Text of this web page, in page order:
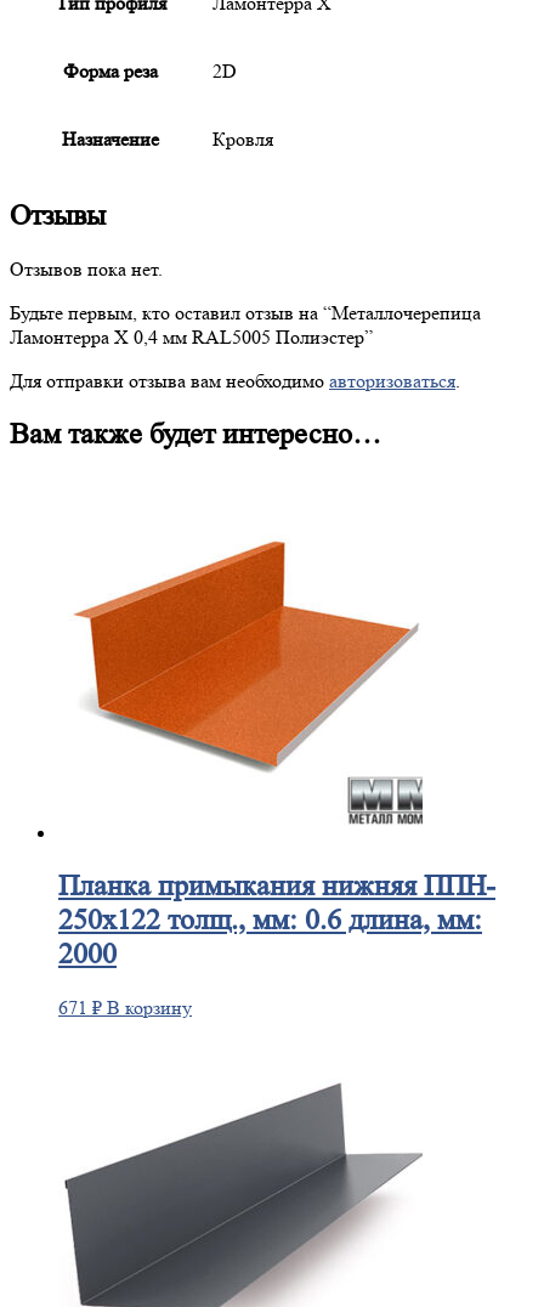
Форма реза 2D
Назначение Кровля
Отзывы
Отзывов пока нет.
Будьте первым, кто оставил отзыв на “Металлочерепица
Ламонтерра X 0,4 мм RAL5005 Полиэстер”
Для отправки отзыва вам необходимо авторизоваться
Вам также будет интересно…
Планкапримыкания нижняя ППН-
250х122 толщ., мм: 0.6 длина, мм:
2000
671 ₽ В корзину